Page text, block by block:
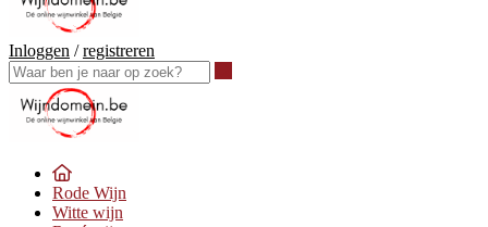
Inloggen /registreren
Rode Wijn
Witte wijn